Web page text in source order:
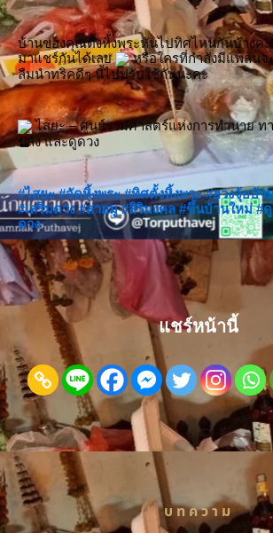
บ้านของคุณตั้งหิ้งพระหันไปทิศไหนกันบ้างค
มาแชร์กันได้เลย
หรือใครที่กำลังมีแพลนจ
ลืมนำทริคดีๆ นี้ไปปรับใช้กันนะคะ
ไสยะ – ศูนย์รวมศาสตร์แห่งการทำนาย ท
ขลัง และดูดวง
#ไสยะ #จัดหิ้งพระ #ทิศตั้งหิ้งพระ #ฮวงจุ้ยบ้า
#เสริมดวง #สายมู #สิริมงคล #ขึ้นบ้านใหม่ #
ดวง
แชร์หน้านี้
บทความ